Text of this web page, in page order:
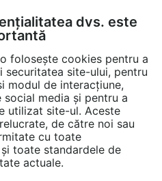
FĂ-ȚI CONT LOGIN
"Casti
dvs. este
folosește cookies pentru a
securitatea site-ului, pentru
modul de interacțiune,
media și pentru a
utilizat site-ul. Aceste
de către noi sau
cu toate
toate standardele de
actuale.